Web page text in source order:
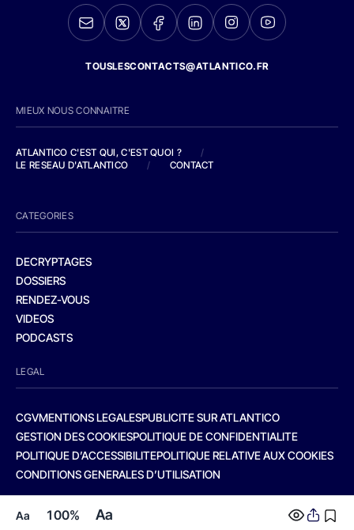
Aa 100% Aa
TOUSLESCONTACTS@ATLANTICO.FR
MIEUX NOUS CONNAITRE
ATLANTICO C'EST QUI, C'EST QUOI ?
/
LE RESEAU D'ATLANTICO
/ CONTACT
CATEGORIES
DECRYPTAGES
DOSSIERS
RENDEZ-VOUS
VIDEOS
PODCASTS
LEGAL
CGVMENTIONS LEGALESPUBLICITE SUR ATLANTICO
GESTION DES COOKIESPOLITIQUE DE CONFIDENTIALITE
POLITIQUE D’ACCESSIBILITEPOLITIQUE RELATIVE AUX COOKIES
CONDITIONS GENERALES D’UTILISATION